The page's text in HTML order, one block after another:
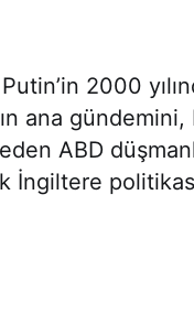
2000
ana gündemini,
ABD
İngiltere